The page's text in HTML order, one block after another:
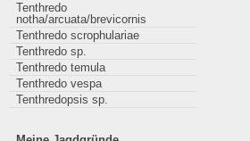
Tenthredo
notha/arcuata/brevicornis
Tenthredo scrophulariae
Tenthredo sp.
Tenthredo temula
Tenthredo vespa
Tenthredopsis sp.